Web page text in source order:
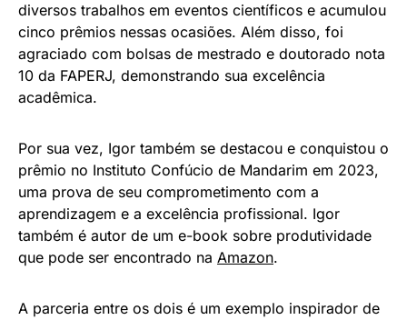
diversos trabalhos em eventos científicos e acumulou
cinco prêmios nessas ocasiões. Além disso, foi
agraciado com bolsas de mestrado e doutorado nota
10 da FAPERJ, demonstrando sua excelência
acadêmica.
Por sua vez, Igor também se destacou e conquistou o
prêmio no Instituto Confúcio de Mandarim em 2023,
uma prova de seu comprometimento com a
aprendizagem e a excelência profissional. Igor
também é autor de um e-book sobre produtividade
que pode ser encontrado na Amazon.
A parceria entre os dois é um exemplo inspirador de